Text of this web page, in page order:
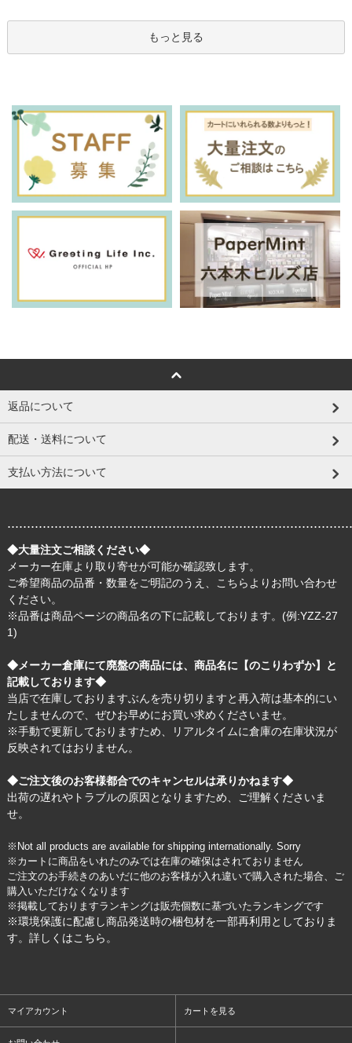
もっと見る
返品について
配送・送料について
支払い方法について
◆大量注文ご相談ください◆
メーカー在庫より取り寄せが可能か確認致します。
ご希望商品の品番・数量をご明記のうえ、
こちら よりお問い合わせ
ください。
※品番は商品ページの商品名の下に記載しております。(例:YZZ-27
1)
◆メーカー倉庫にて廃盤の商品には、商品名に【のこりわずか】と
記載しております◆
当店で在庫しておりますぶんを売り切りますと再入荷は基本的にい
たしませんので、ぜひお早めにお買い求めくださいませ。
※手動で更新しておりますため、リアルタイムに倉庫の在庫状況が
反映されてはおりません。
◆ご注文後のお客様都合でのキャンセルは承りかねます◆
出荷の遅れやトラブルの原因となりますため、ご理解くださいま
せ。
※Not all products are available for shipping internationally. Sorry
※カートに商品をいれたのみでは在庫の確保はされておりません
ご注文のお手続きのあいだに他のお客様が入れ違いで購入された場合、ご
購入いただけなくなります
※掲載しておりますランキングは販売個数に基づいたランキングです
※環境保護に配慮し商品発送時の梱包材を一部再利用としておりま
す。詳しくはこちら 。
マイアカウント カートを見る